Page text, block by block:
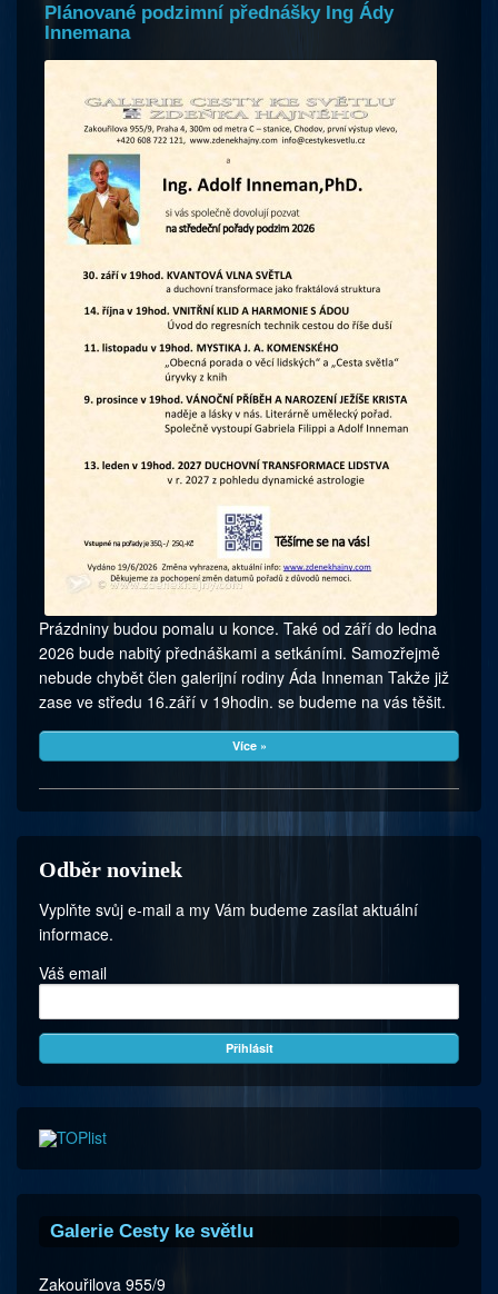
Plánované podzimní přednášky Ing Ády
Innemana
Prázdniny budou pomalu u konce. Také od září do ledna
2026 bude nabitý přednáškami a setkáními. Samozřejmě
nebude chybět člen galerijní rodiny Áda Inneman Takže již
zase ve středu 16.září v 19hodin. se budeme na vás těšit.
Více »
Odběr novinek
Vyplňte svůj e-mail a my Vám budeme zasílat aktuální
informace.
Váš email
Galerie Cesty ke světlu
Zakouřilova 955/9